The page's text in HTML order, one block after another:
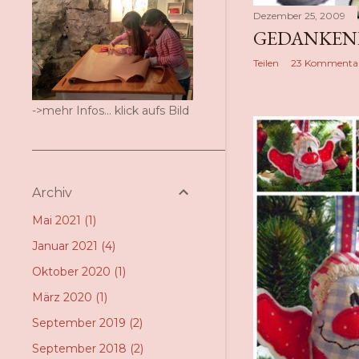
Dezember 25, 2009
Teilen 23
->mehr Infos... klick aufs Bild
Archiv
Mai 2021 1
Januar 2021 4
Oktober 2020 1
März 2020 1
September 2019 2
September 2018 2